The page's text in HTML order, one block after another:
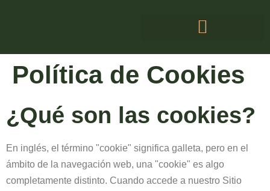
Política de Cookies
¿Qué son las cookies?
En inglés, el término "cookie" significa galleta, pero en el
ámbito de la navegación web, una "cookie" es algo
completamente distinto. Cuando accede a nuestro Sitio